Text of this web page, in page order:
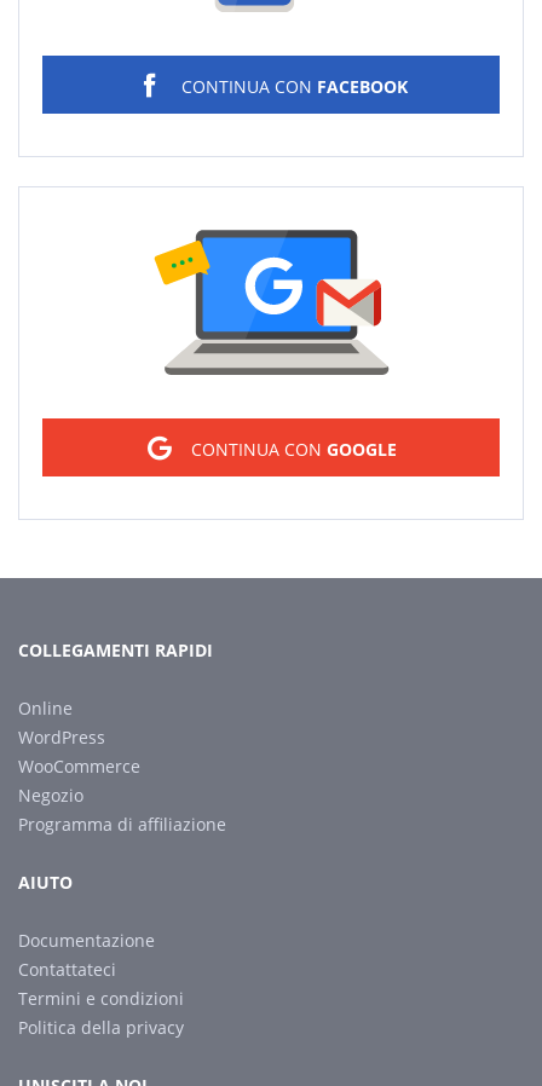
CONTINUA CON FACEBOOK
CONTINUA CON GOOGLE
COLLEGAMENTI RAPIDI
Online
WordPress
WooCommerce
Negozio
Programma di affiliazione
AIUTO
Documentazione
Contattateci
Termini e condizioni
Politica della privacy